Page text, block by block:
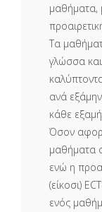
μαθήματα,
Τα
γλώσσα
ανά
κάθε
Όσον
μαθήματα
ενώ η
(είκοσι)
ενός